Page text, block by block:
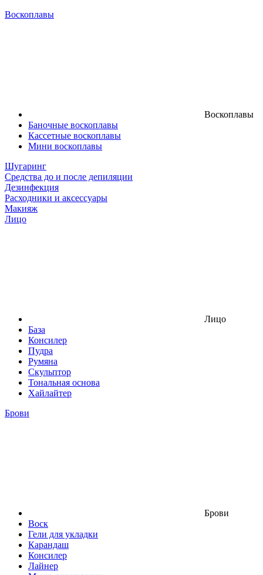
Воскоплавы
Воскоплавы
Баночные воскоплавы
Кассетные воскоплавы
Мини воскоплавы
Шугаринг
Средства до и после депиляции
Дезинфекция
Расходники и аксессуары
Макияж
Лицо
Лицо
База
Консилер
Пудра
Румяна
Скульптор
Тональная основа
Хайлайтер
Брови
Брови
Воск
Гели для укладки
Карандаш
Консилер
Лайнер